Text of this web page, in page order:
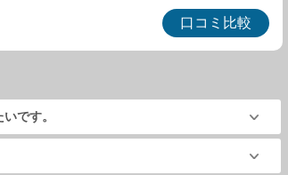
口コミ比較
です。